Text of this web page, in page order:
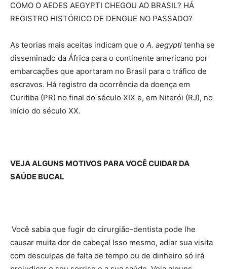
COMO O AEDES AEGYPTI CHEGOU AO BRASIL? HÁ
REGISTRO HISTÓRICO DE DENGUE NO PASSADO?
As teorias mais aceitas indicam que o A. aegypti tenha se
disseminado da África para o continente americano por
embarcações que aportaram no Brasil para o tráfico de
escravos. Há registro da ocorrência da doença em
Curitiba (PR) no final do século XIX e, em Niterói (RJ), no
início do século XX.
VEJA ALGUNS MOTIVOS PARA VOCÊ CUIDAR DA
SAÚDE BUCAL
Você sabia que fugir do cirurgião-dentista pode lhe
causar muita dor de cabeça! Isso mesmo, adiar sua visita
com desculpas de falta de tempo ou de dinheiro só irá